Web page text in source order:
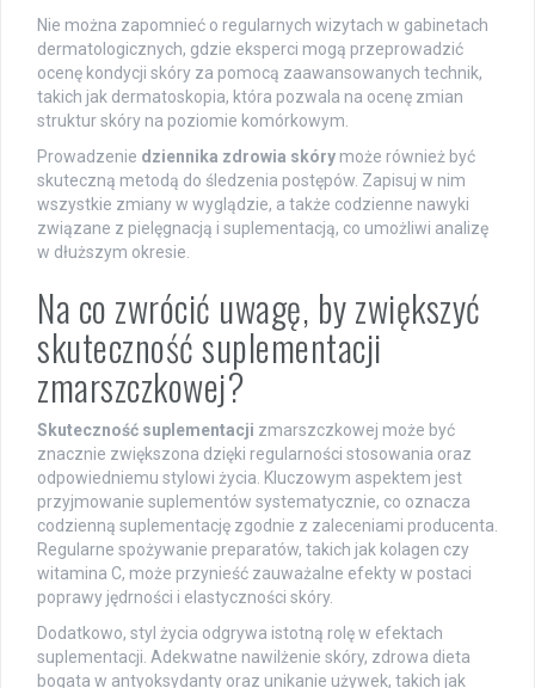
Nie można zapomnieć o regularnych wizytach w gabinetach
dermatologicznych, gdzie eksperci mogą przeprowadzić
ocenę kondycji skóry za pomocą zaawansowanych technik,
takich jak dermatoskopia, która pozwala na ocenę zmian
struktur skóry na poziomie komórkowym.
Prowadzenie dziennika zdrowia skóry może również być
skuteczną metodą do śledzenia postępów. Zapisuj w nim
wszystkie zmiany w wyglądzie, a także codzienne nawyki
związane z pielęgnacją i suplementacją, co umożliwi analizę
w dłuższym okresie.
Na co zwrócić uwagę, by zwiększyć
skuteczność suplementacji
zmarszczkowej?
Skuteczność suplementacji zmarszczkowej może być
znacznie zwiększona dzięki regularności stosowania oraz
odpowiedniemu stylowi życia. Kluczowym aspektem jest
przyjmowanie suplementów systematycznie, co oznacza
codzienną suplementację zgodnie z zaleceniami producenta.
Regularne spożywanie preparatów, takich jak kolagen czy
witamina C, może przynieść zauważalne efekty w postaci
poprawy jędrności i elastyczności skóry.
Dodatkowo, styl życia odgrywa istotną rolę w efektach
suplementacji. Adekwatne nawilżenie skóry, zdrowa dieta
bogata w antyoksydanty oraz unikanie używek, takich jak